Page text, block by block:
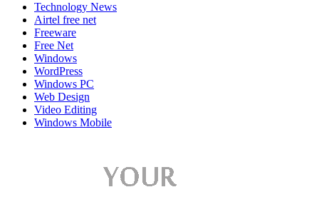
Technology News
Airtel free net
Freeware
Free Net
Windows
WordPress
Windows PC
Web Design
Video Editing
Windows Mobile